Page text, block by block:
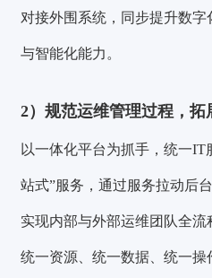
对接外围系统，同步提升数
与智能化能力。
2）规范运维管理过程，
以一体化平台为抓手，统一IT
站式”服务，通过服务拉动后
实现内部与外部运维团队全流
统一资源、统一数据、统一操